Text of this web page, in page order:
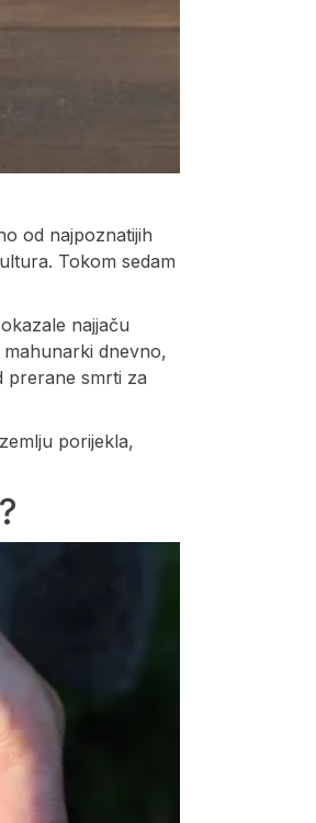
od najpoznatijih
Tokom sedam
najjaču
dnevno,
prerane smrti za
porijekla,